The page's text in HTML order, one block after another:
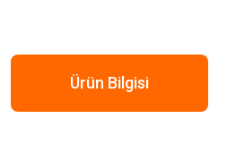
Ürün Bilgisi